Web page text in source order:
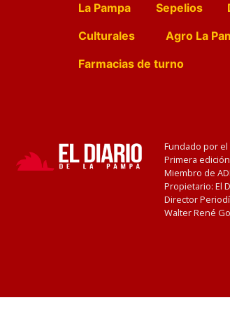
La Pampa Sepelios
Culturales
Agro La
Farmacias de turno
Fundado por el
Primera
Miembro de
Propietario: El
Director
Walter René